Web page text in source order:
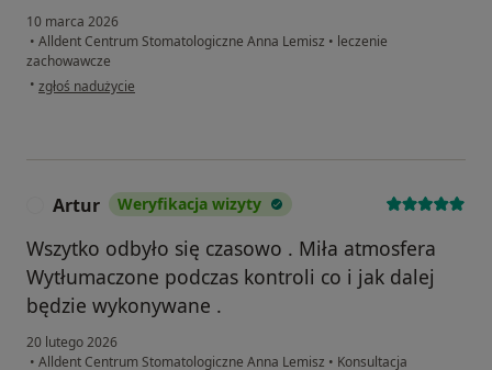
10 marca 2026
• Alldent Centrum Stomatologiczne Anna Lemisz • leczenie
zachowawcze
• w opinii użytkownika Anna S
zgłoś nadużycie
Artur Weryfikacja wizyty
Wszytko odbyło się czasowo . Miła atmosfera
Wytłumaczone podczas kontroli co i jak dalej
będzie wykonywane .
20 lutego 2026
• Alldent Centrum Stomatologiczne Anna Lemisz • Konsultacja